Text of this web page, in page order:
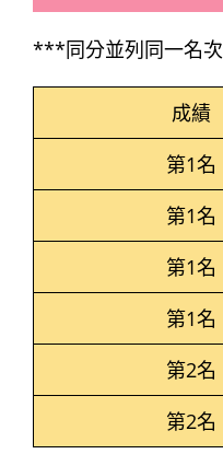
***同分並列同一名次
成績
第1名
第1名
第1名
第1名
第2名
第2名